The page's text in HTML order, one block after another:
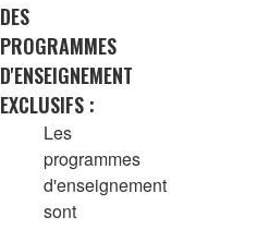
DES
PROGRAMMES
D'ENSEIGNEMENT
EXCLUSIFS :
Les
programmes
d'enseignement
sont